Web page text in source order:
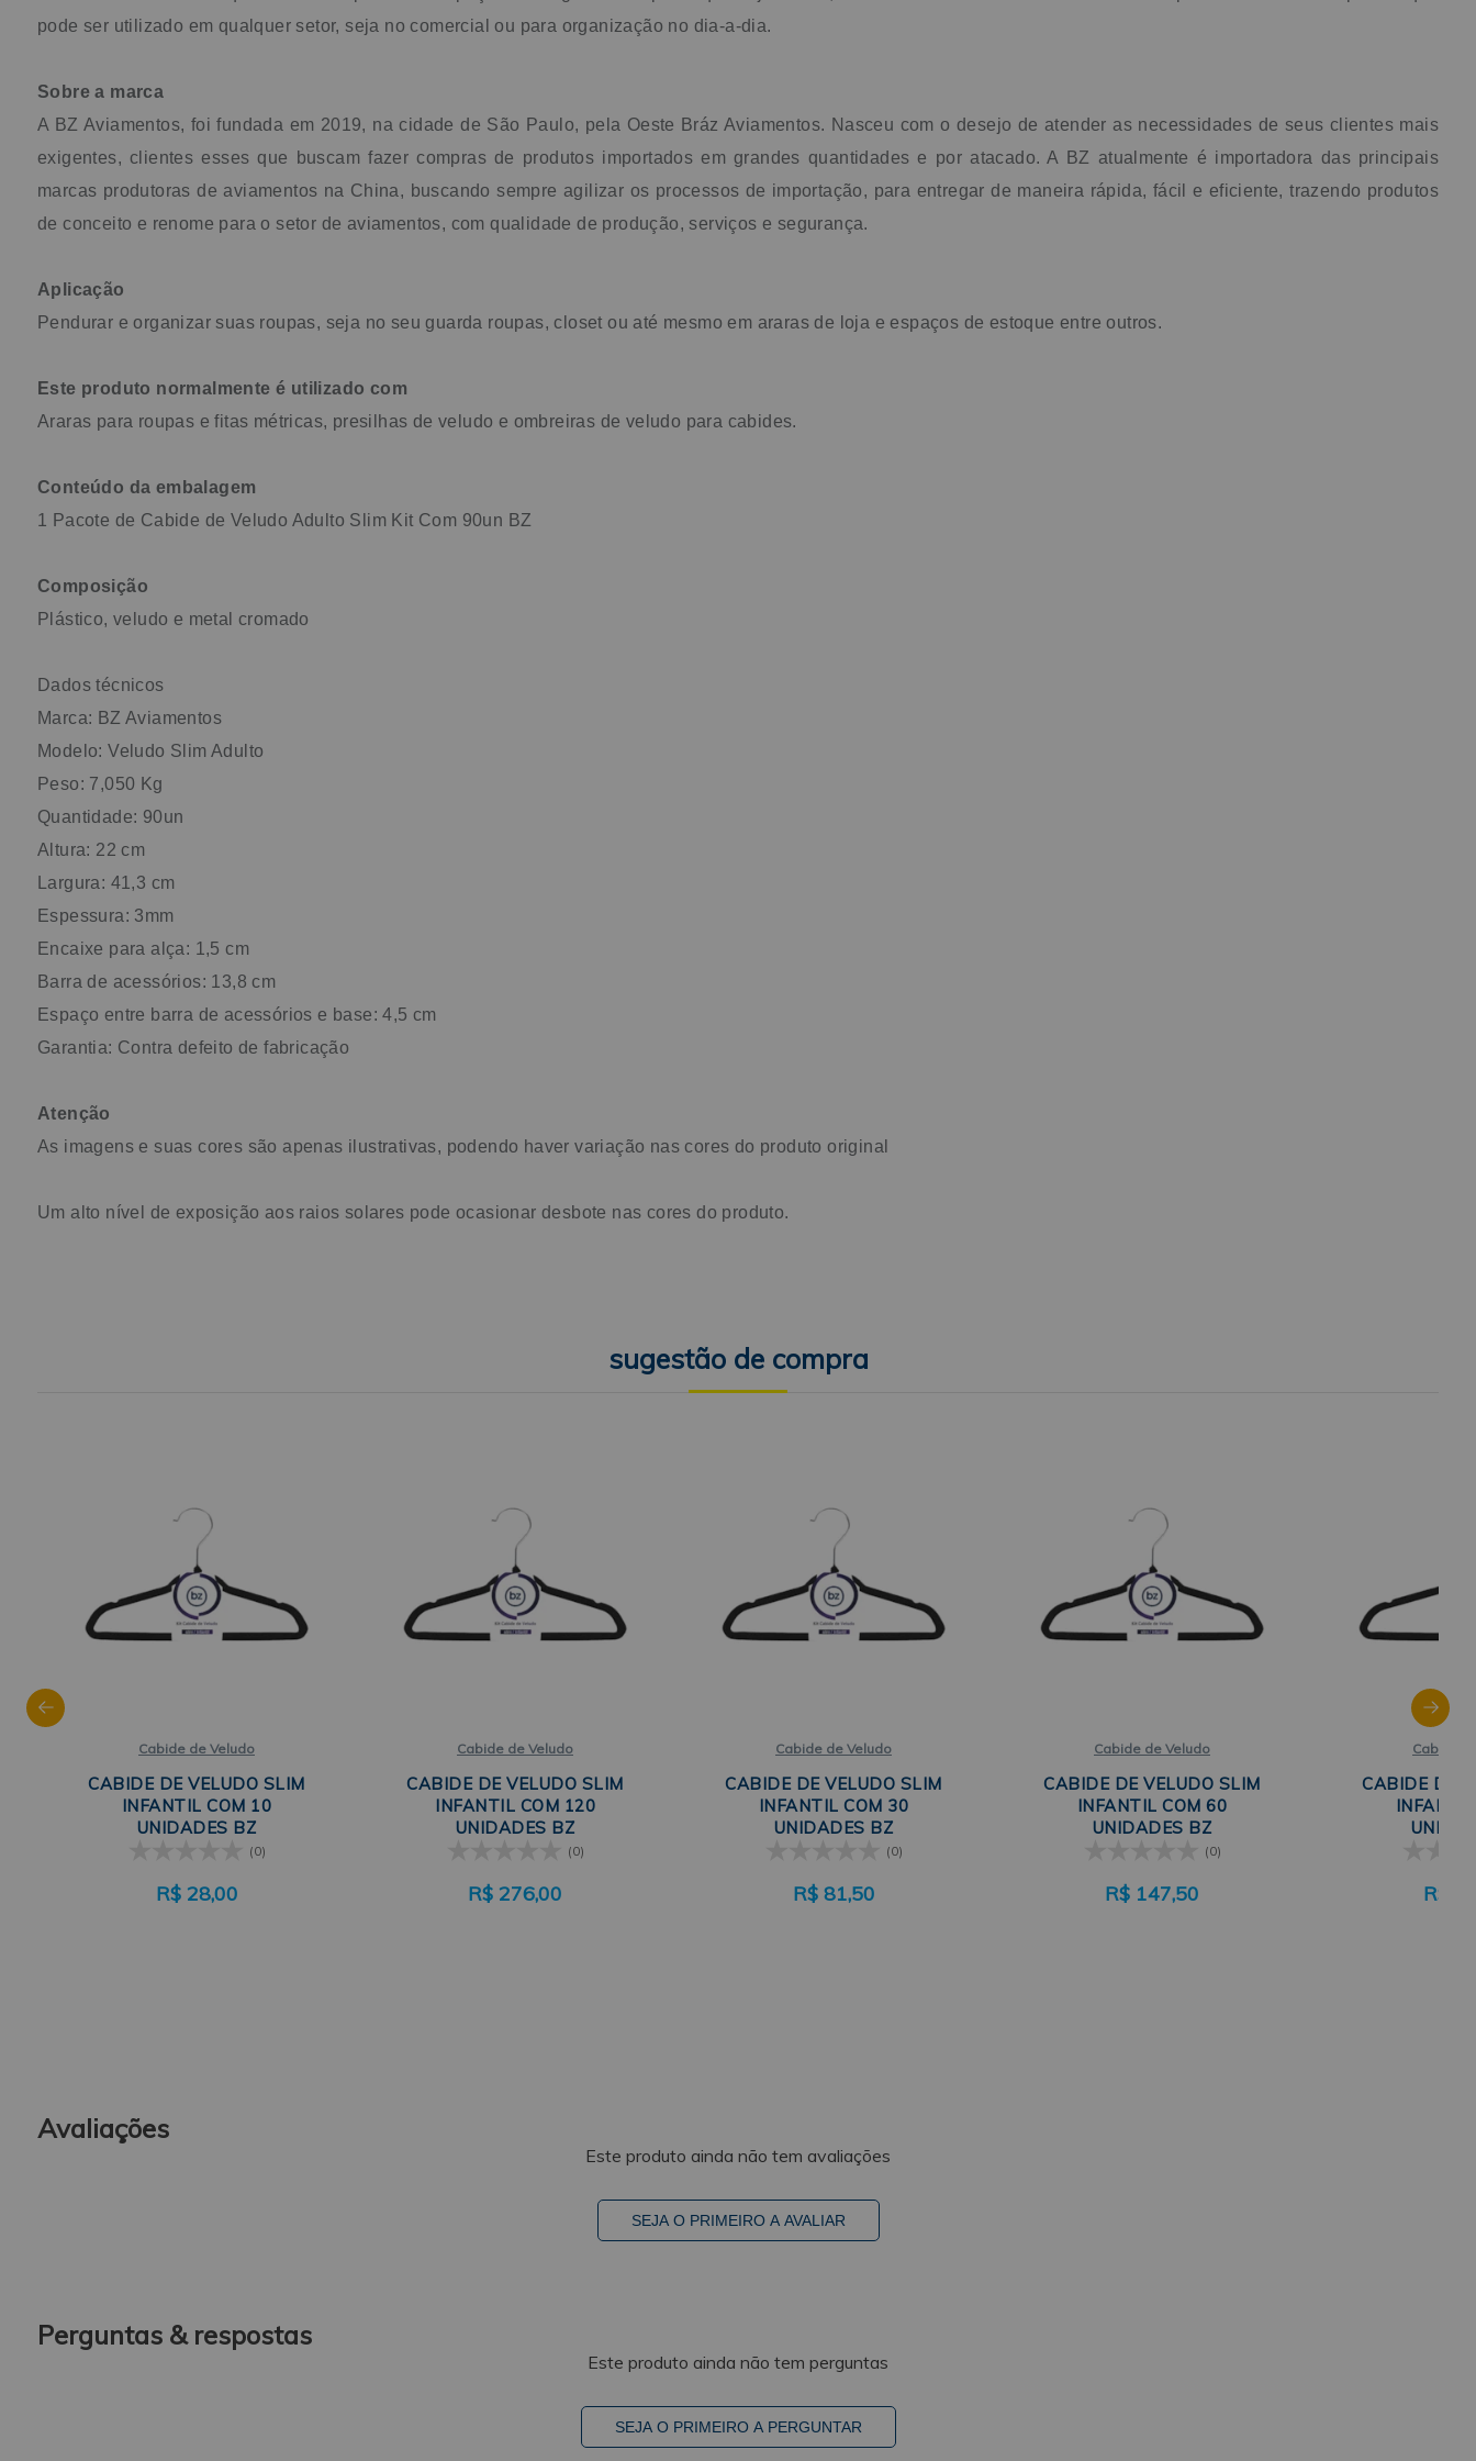
pode ser utilizado em qualquer setor, seja no comercial ou para organização no dia-a-dia.
Sobre a marca
A BZ Aviamentos, foi fundada em 2019, na cidade de São Paulo, pela Oeste Bráz Aviamentos. Nasceu com o desejo de atender as necessidades de seus clientes mais
exigentes, clientes esses que buscam fazer compras de produtos importados em grandes quantidades e por atacado. A BZ atualmente é importadora das principais
marcas produtoras de aviamentos na China, buscando sempre agilizar os processos de importação, para entregar de maneira rápida, fácil e eficiente, trazendo produtos
de conceito e renome para o setor de aviamentos, com qualidade de produção, serviços e segurança.
Aplicação
Pendurar e organizar suas roupas, seja no seu guarda roupas, closet ou até mesmo em araras de loja e espaços de estoque entre outros.
Este produto normalmente é utilizado com
Araras para roupas e fitas métricas, presilhas de veludo e ombreiras de veludo para cabides.
Conteúdo da embalagem
1 Pacote de Cabide de Veludo Adulto Slim Kit Com 90un BZ
Composição
Plástico, veludo e metal cromado
Dados técnicos
Marca: BZ Aviamentos
Modelo: Veludo Slim Adulto
Peso: 7,050 Kg
Quantidade: 90un
Altura: 22 cm
Largura: 41,3 cm
Espessura: 3mm
Encaixe para alça: 1,5 cm
Barra de acessórios: 13,8 cm
Espaço entre barra de acessórios e base: 4,5 cm
Garantia: Contra defeito de fabricação
Atenção
As imagens e suas cores são apenas ilustrativas, podendo haver variação nas cores do produto original
Um alto nível de exposição aos raios solares pode ocasionar desbote nas cores do produto.
Cabide de Veludo
CABIDE DE VELUDO SLIM
INFANTIL COM 10
UNIDADES BZ
(0)
R$ 28,00
Cabide de Veludo
CABIDE DE VELUDO SLIM
INFANTIL COM 120
UNIDADES BZ
(0)
R$ 276,00
Cabide de Veludo
CABIDE DE VELUDO SLIM
INFANTIL COM 30
UNIDADES BZ
(0)
R$ 81,50
Cabide de Veludo
CABIDE DE VELUDO SLIM
INFANTIL COM 60
UNIDADES BZ
(0)
R$ 147,50
Cabide
CABIDE DE
R$
Avaliações
Este produto ainda não tem avaliações
SEJA O PRIMEIRO A AVALIAR
Perguntas & respostas
Este produto ainda não tem perguntas
SEJA O PRIMEIRO A PERGUNTAR